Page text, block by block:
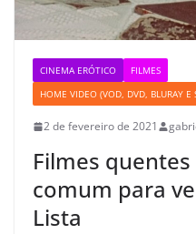
CINEMA ERÓTICO
FILMES
HOME VIDEO (VOD, DVD, BLURAY E
2 de fevereiro de 2021
Filmes
comum para
Lista